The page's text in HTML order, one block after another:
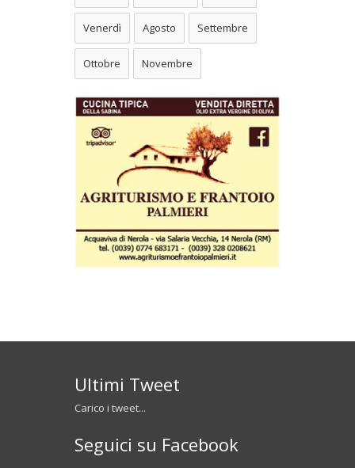
Venerdì Agosto Settembre
Ottobre Novembre
Ultimi Tweet
Carico i tweet...
Seguici su Facebook